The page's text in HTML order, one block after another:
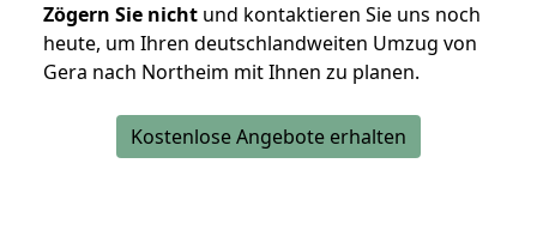
Zögern Sie nicht und kontaktieren Sie uns noch
heute, um Ihren deutschlandweiten Umzug von
Gera nach Northeim mit Ihnen zu planen.
Kostenlose Angebote erhalten